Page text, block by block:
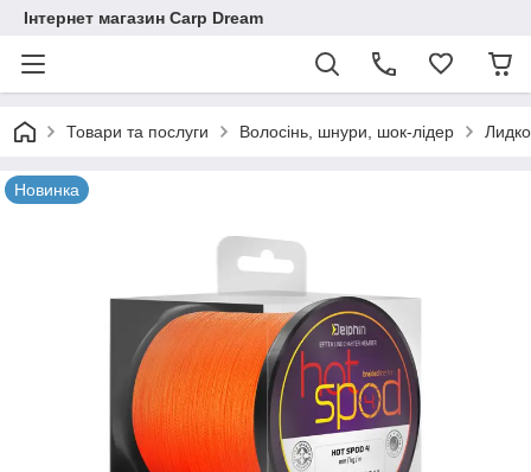
Інтернет магазин Carp Dream
Товари та послуги Волосінь, шнури, шок-лідер
Новинка